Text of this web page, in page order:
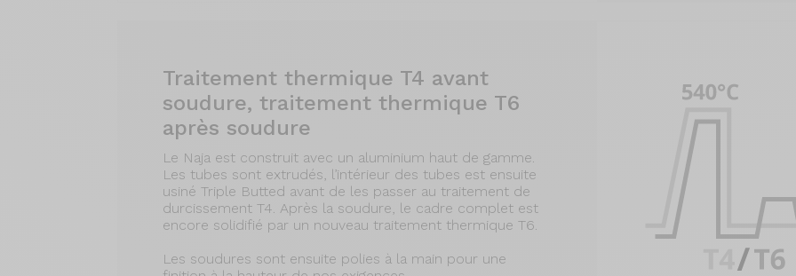
Traitement thermique T4 avant
soudure, traitement thermique T6
après soudure
Le Naja est construit avec un aluminium haut de gamme.
Les tubes sont extrudés, l’intérieur des tubes est ensuite
usiné Triple Butted avant de les passer au traitement de
durcissement T4. Après la soudure, le cadre complet est
encore solidifié par un nouveau traitement thermique T6.
Les soudures sont ensuite polies à la main pour une